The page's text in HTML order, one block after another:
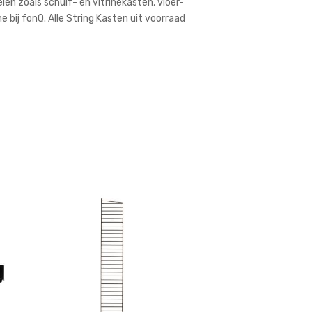
zoals schuif- en vitrinekasten, vloer-
bij fonQ. Alle String Kasten uit voorraad